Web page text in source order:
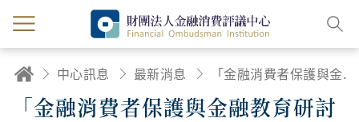
中心訊息 最新消息 「金融消費者保護與金融教育研討會」圓滿完成
「金融消費者保護與金融教育研討